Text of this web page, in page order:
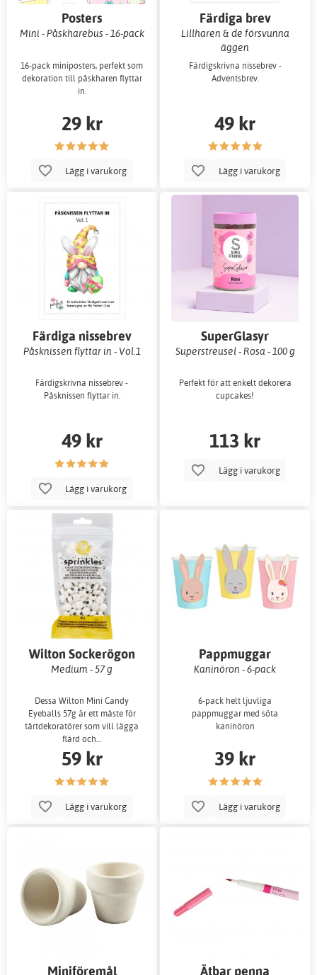
Posters
Mini - Påskharebus - 16-pack
16-pack miniposters, perfekt som
dekoration till påskharen flyttar
in.
29 kr
Lägg i varukorg
Färdiga brev
Lillharen & de försvunna
äggen
Färdigskrivna nissebrev -
Adventsbrev.
49 kr
Lägg i varukorg
Färdiga nissebrev
Påsknissen flyttar in - Vol.1
Färdigskrivna nissebrev -
Påsknissen flyttar in.
49 kr
Lägg i varukorg
SuperGlasyr
Superstreusel - Rosa - 100 g
Perfekt för att enkelt dekorera
cupcakes!
113 kr
Lägg i varukorg
Wilton Sockerögon
Medium - 57 g
Dessa Wilton Mini Candy
Eyeballs 57g är ett måste för
tårtdekoratörer som vill lägga
flärd och…
59 kr
Lägg i varukorg
Pappmuggar
Kaninöron - 6-pack
6-pack helt ljuvliga
pappmuggar med söta
kaninöron
39 kr
Lägg i varukorg
Miniföremål Ätbar penna